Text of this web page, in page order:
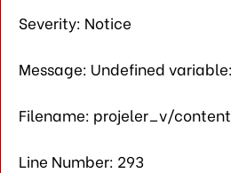
Severity: Notice
Message: Undefined
Filename: projeler_v/
Line Number: 293